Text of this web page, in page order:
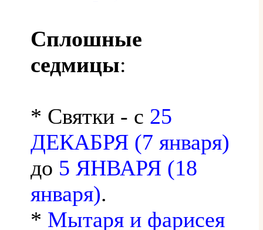
Сплошные
седмицы:
* Святки - с 25
ДЕКАБРЯ (7 января)
до 5 ЯНВАРЯ (18
января).
* Мытаря и фарисея